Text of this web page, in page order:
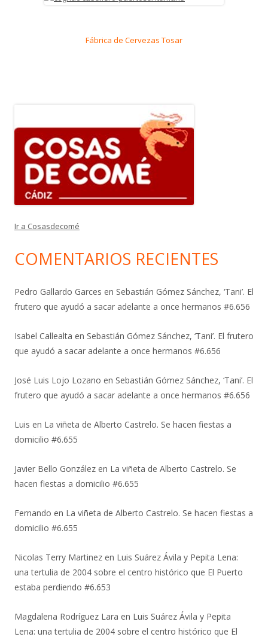
Fábrica de Cervezas Tosar
Ir a Cosasdecomé
COMENTARIOS RECIENTES
Pedro Gallardo Garces en Sebastián Gómez Sánchez, ‘Tani’. El
frutero que ayudó a sacar adelante a once hermanos #6.656
Isabel Callealta en Sebastián Gómez Sánchez, ‘Tani’. El frutero
que ayudó a sacar adelante a once hermanos #6.656
José Luis Lojo Lozano en Sebastián Gómez Sánchez, ‘Tani’. El
frutero que ayudó a sacar adelante a once hermanos #6.656
Luis en La viñeta de Alberto Castrelo. Se hacen fiestas a
domicilio #6.655
Javier Bello González en La viñeta de Alberto Castrelo. Se
hacen fiestas a domicilio #6.655
Fernando en La viñeta de Alberto Castrelo. Se hacen fiestas a
domicilio #6.655
Nicolas Terry Martinez en Luis Suárez Ávila y Pepita Lena:
una tertulia de 2004 sobre el centro histórico que El Puerto
estaba perdiendo #6.653
Magdalena Rodríguez Lara en Luis Suárez Ávila y Pepita
Lena: una tertulia de 2004 sobre el centro histórico que El